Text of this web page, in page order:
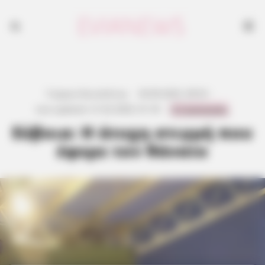
Εύβοια: Η άτυχη στιγμή που
έφερε τον θάνατο